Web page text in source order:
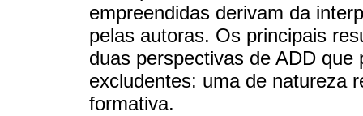
empreendidas derivam da
pelas autoras. Os principais
duas perspectivas de ADD
excludentes: uma de natureza
formativa.